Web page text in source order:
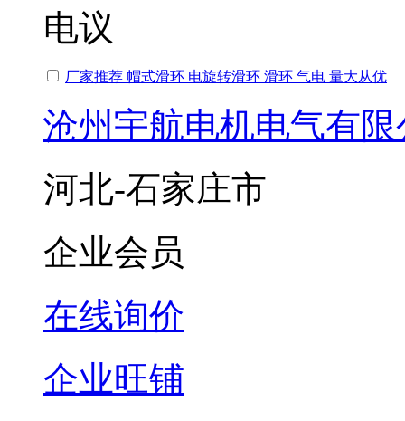
电议
厂家推荐 帽式滑环 电旋转滑环 滑环 气电 量大从优
沧州宇航电机电气有限
河北-石家庄市
企业会员
在线询价
企业旺铺